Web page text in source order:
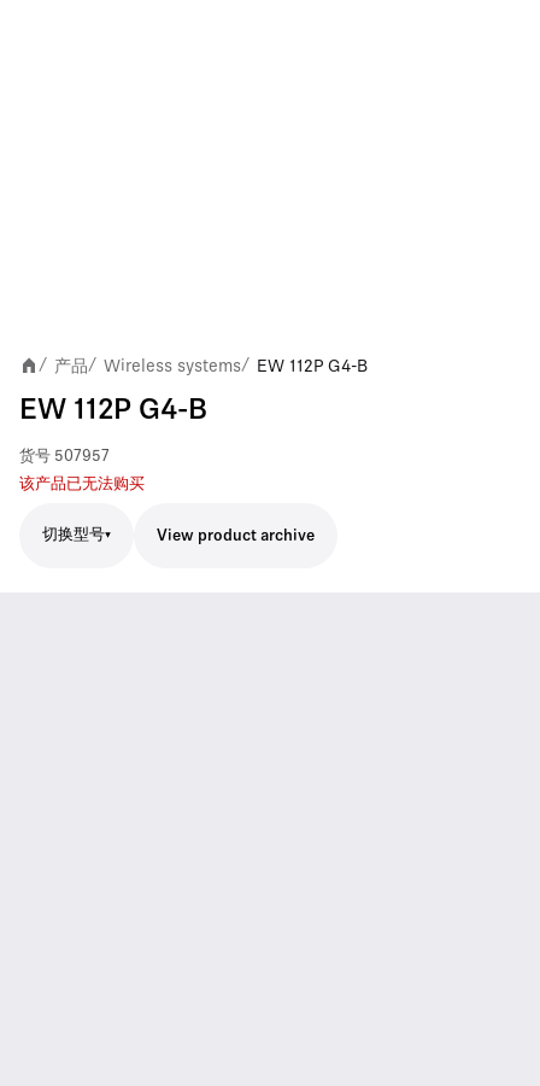
/ 产品/ Wireless systems/ EW 112P G4-B
EW 112P G4-B
货号 507957
该产品已无法购买
切换型号 View product archive